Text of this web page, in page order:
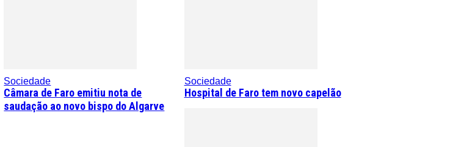
Sociedade
Câmara de Faro emitiu nota de
saudação ao novo bispo do Algarve
Sociedade
Hospital de Faro tem novo capelão